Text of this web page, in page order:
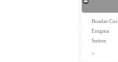
Boadas
Enigma
Sutton
>